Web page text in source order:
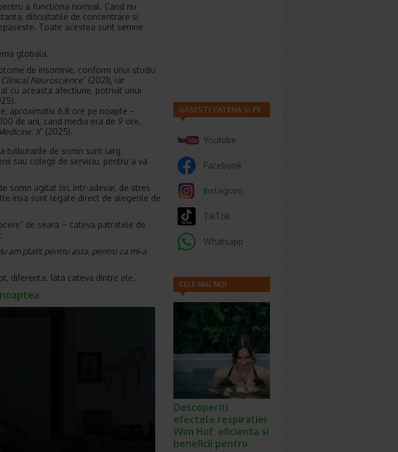
a functiona normal. Cand nu
dificultatile de concentrare si
Toate acestea sunt semne
globala.
de insomnie, conform unui studiu
Neuroscience” (2021), iar
cu aceasta afectiune, potrivit unui
aproximativ 6,8 ore pe noapte –
de ani, cand media era de 9 ore,
X” (2025).
tulburarile de somn sunt larg
sau colegii de serviciu, pentru a va
somn agitat tin, intr-adevar, de stres
insa sunt legate direct de alegerile de
de seara – cateva patratele de
am platit pentru asta, pentru ca mi-a
diferenta. Iata cateva dintre ele.
GASESTI CATENA SI PE
Youtube
Facebook
Instagram
TikTok
Whatsapp
CELE MAI NOI
Descoperiti
efectele respiratiei
Wim Hof: eficienta si
beneficii pentru